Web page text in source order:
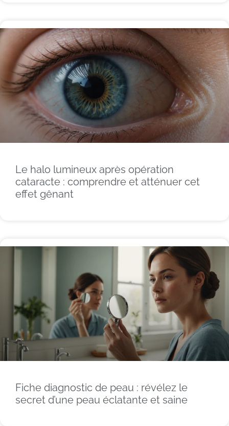
Le halo lumineux après opération
cataracte : comprendre et atténuer cet
effet gênant
Fiche diagnostic de peau : révélez le
secret d’une peau éclatante et saine